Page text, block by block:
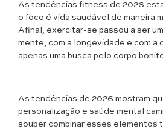
As tendências fitness de 2026
o foco é vida saudável de maneira
Afinal, exercitar-se passou a ser
mente, com a longevidade e com a
apenas uma busca pelo corpo
As tendências de 2026 mostram
personalização e saúde mental
souber combinar esses elementos